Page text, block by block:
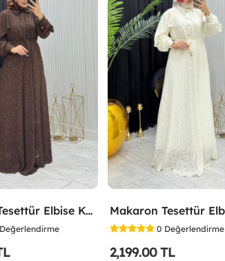
Makaron Tesettür Elbise Kahverengi Kahverengi
Değerlendirme 0 Değerlendirme
2,199.00 TL